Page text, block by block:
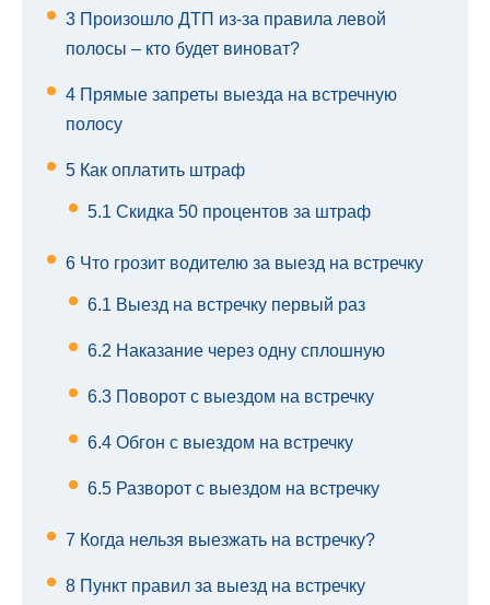
3 Произошло ДТП из-за правила левой
полосы – кто будет виноват?
4 Прямые запреты выезда на встречную
полосу
5 Как оплатить штраф
5.1 Скидка 50 процентов за штраф
6 Что грозит водителю за выезд на встречку
6.1 Выезд на встречку первый раз
6.2 Наказание через одну сплошную
6.3 Поворот с выездом на встречку
6.4 Обгон с выездом на встречку
6.5 Разворот с выездом на встречку
7 Когда нельзя выезжать на встречку?
8 Пункт правил за выезд на встречку